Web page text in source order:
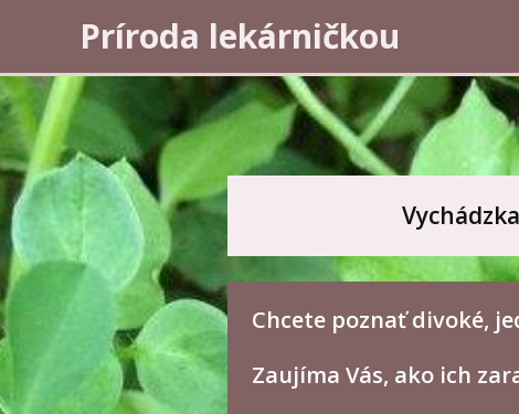
Príroda lekárničkou
Chcete poznať divoké,
Zaujíma Vás, ako ich